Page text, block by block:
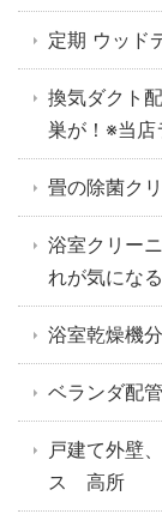
定期 ウッド
換気ダクト
巣が！※当店
畳の除菌ク
浴室クリー
れが気にな
浴室乾燥機
ベランダ配
戸建て外壁
ス 高所